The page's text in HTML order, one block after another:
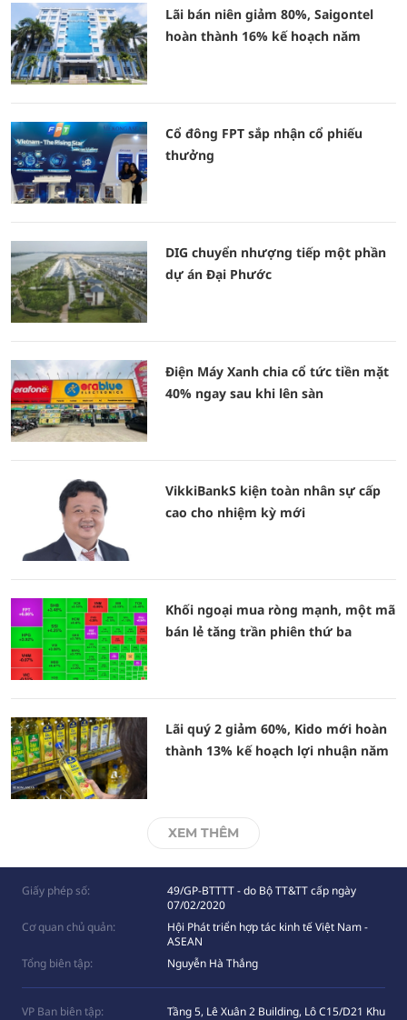
Lãi bán niên giảm 80%, Saigontel
hoàn thành 16% kế hoạch năm
Cổ đông FPT sắp nhận cổ phiếu
thưởng
DIG chuyển nhượng tiếp một phần
dự án Đại Phước
Điện Máy Xanh chia cổ tức tiền mặt
40% ngay sau khi lên sàn
VikkiBankS kiện toàn nhân sự cấp
cao cho nhiệm kỳ mới
Khối ngoại mua ròng mạnh, một mã
bán lẻ tăng trần phiên thứ ba
Lãi quý 2 giảm 60%, Kido mới hoàn
thành 13% kế hoạch lợi nhuận năm
XEM THÊM
Giấy phép số:
49/GP-BTTTT - do Bộ TT&TT cấp ngày
07/02/2020
Cơ quan chủ quản:
Hội Phát triển hợp tác kinh tế Việt Nam -
ASEAN
Tổng biên tập:
Nguyễn Hà Thắng
VP Ban biên tập:
Tầng 5, Lê Xuân 2 Building, Lô C15/D21 Khu